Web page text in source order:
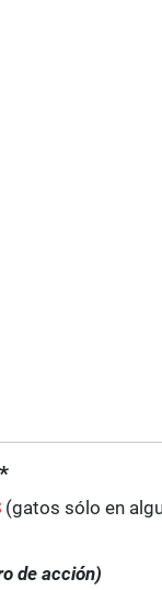
(gatos sólo en
de acción)